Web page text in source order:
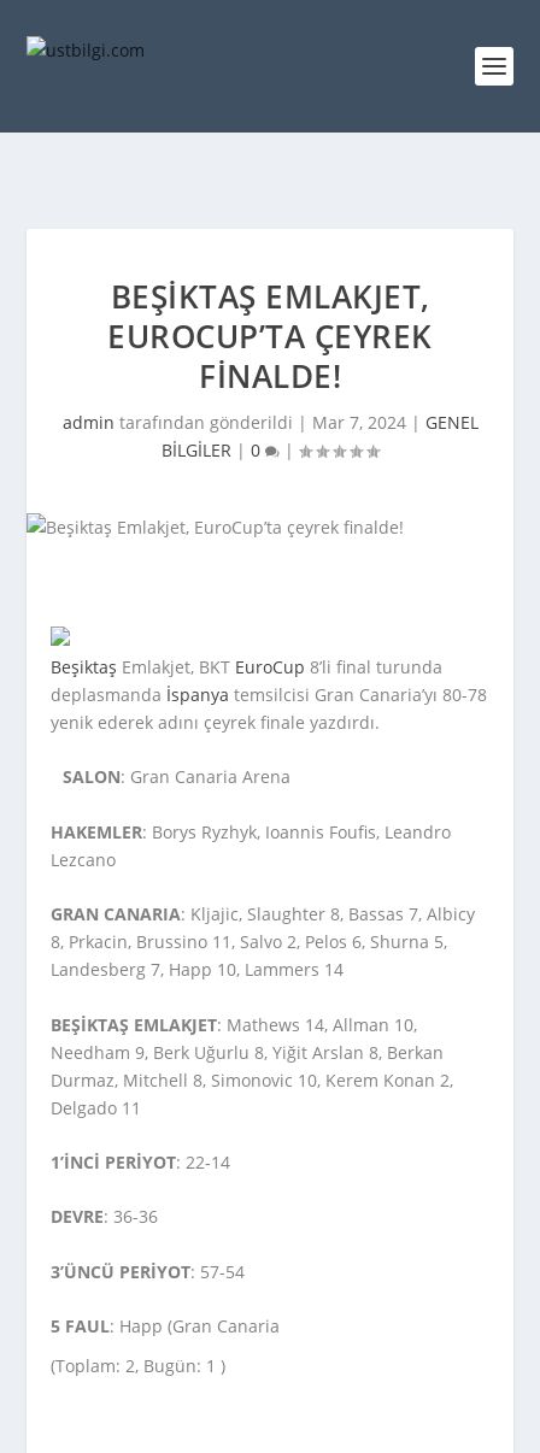
BEŞIKTAŞ EMLAKJET,
EUROCUP’TA ÇEYREK
FINALDE!
admin tarafından gönderildi | Mar 7, 2024| GENEL
BİLGİLER | 0 |
Beşiktaş Emlakjet, BKT EuroCup 8’li final turunda
deplasmanda İspanya temsilcisi Gran Canaria’yı 80-78
yenik ederek adını çeyrek finale yazdırdı.
SALON: Gran Canaria Arena
HAKEMLER: Borys Ryzhyk, Ioannis Foufis, Leandro
Lezcano
GRAN CANARIA: Kljajic, Slaughter 8, Bassas 7, Albicy
8, Prkacin, Brussino 11, Salvo 2, Pelos 6, Shurna 5,
Landesberg 7, Happ 10, Lammers 14
BEŞİKTAŞ EMLAKJET: Mathews 14, Allman 10,
Needham 9, Berk Uğurlu 8, Yiğit Arslan 8, Berkan
Durmaz, Mitchell 8, Simonovic 10, Kerem Konan 2,
Delgado 11
1’İNCİ PERİYOT: 22-14
DEVRE: 36-36
3’ÜNCÜ PERİYOT: 57-54
5 FAUL: Happ (Gran Canaria
(Toplam: 2, Bugün: 1 )